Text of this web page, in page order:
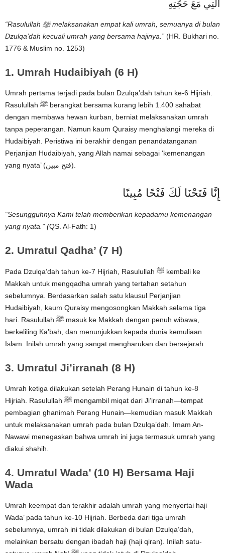
الَّتِي مَعَ حَجَّتِهِ
“Rasulullah ﷺ melaksanakan empat kali umrah, semuanya di bulan
Dzulqa’dah kecuali umrah yang bersama hajinya.” (HR. Bukhari no.
1776 & Muslim no. 1253)
1. Umrah Hudaibiyah (6 H)
Umrah pertama terjadi pada bulan Dzulqa’dah tahun ke-6 Hijriah.
Rasulullah ﷺ berangkat bersama kurang lebih 1.400 sahabat
dengan membawa hewan kurban, berniat melaksanakan umrah
tanpa peperangan. Namun kaum Quraisy menghalangi mereka di
Hudaibiyah. Peristiwa ini berakhir dengan penandatanganan
Perjanjian Hudaibiyah, yang Allah namai sebagai ‘kemenangan
yang nyata’ (فتح مبين).
إِنَّا فَتَحْنَا لَكَ فَتْحًا مُبِينًا
“Sesungguhnya Kami telah memberikan kepadamu kemenangan
yang nyata.” (QS. Al-Fath: 1)
2. Umratul Qadha’ (7 H)
Pada Dzulqa’dah tahun ke-7 Hijriah, Rasulullah ﷺ kembali ke
Makkah untuk mengqadha umrah yang tertahan setahun
sebelumnya. Berdasarkan salah satu klausul Perjanjian
Hudaibiyah, kaum Quraisy mengosongkan Makkah selama tiga
hari. Rasulullah ﷺ masuk ke Makkah dengan penuh wibawa,
berkeliling Ka’bah, dan menunjukkan kepada dunia kemuliaan
Islam. Inilah umrah yang sangat mengharukan dan bersejarah.
3. Umratul Ji’irranah (8 H)
Umrah ketiga dilakukan setelah Perang Hunain di tahun ke-8
Hijriah. Rasulullah ﷺ mengambil miqat dari Ji’irranah—tempat
pembagian ghanimah Perang Hunain—kemudian masuk Makkah
untuk melaksanakan umrah pada bulan Dzulqa’dah. Imam An-
Nawawi menegaskan bahwa umrah ini juga termasuk umrah yang
diakui shahih.
4. Umratul Wada’ (10 H) Bersama Haji
Wada
Umrah keempat dan terakhir adalah umrah yang menyertai haji
Wada’ pada tahun ke-10 Hijriah. Berbeda dari tiga umrah
sebelumnya, umrah ini tidak dilakukan di bulan Dzulqa’dah,
melainkan bersatu dengan ibadah haji (haji qiran). Inilah satu-